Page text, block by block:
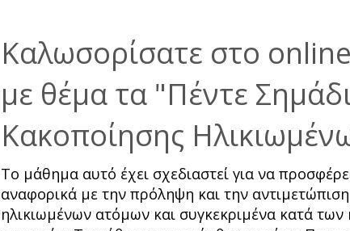
Καλωσορίσατε στο
με θέμα τα "Πέντε
Κακοποίησης
Το μάθημα αυτό έχει σχεδιαστεί για να
αναφορικά με την πρόληψη και την
ηλικιωμένων ατόμων και συγκεκριμένα κατά των